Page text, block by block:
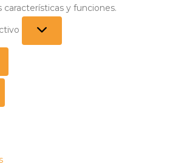
y funciones.